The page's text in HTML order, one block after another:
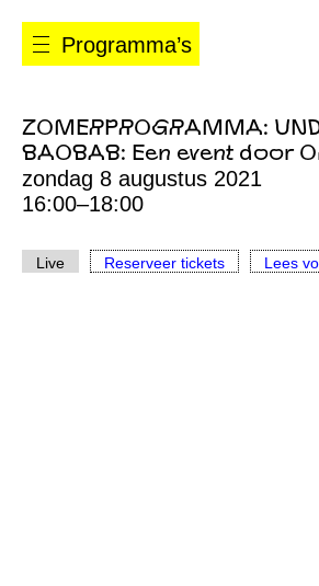
Programma’s
ZOMERPROGRAMMA:
BAOBAB: Een event door
zondag 8 augustus 2021
16:00–18:00
Live Reserveer tickets Lees